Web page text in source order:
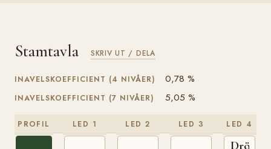
Stamtavla SKRIV UT / DELA
INAVELSKOEFFICIENT (4 NIVÅER) 0,78 %
INAVELSKOEFFICIENT (7 NIVÅER) 5,05 %
PROFIL LED 1 LED 2 LED 3 LED 4
Dröm